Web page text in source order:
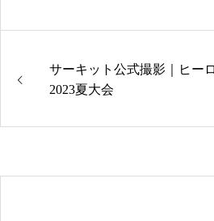
サーキット公式撮影｜ヒー
2023夏大会